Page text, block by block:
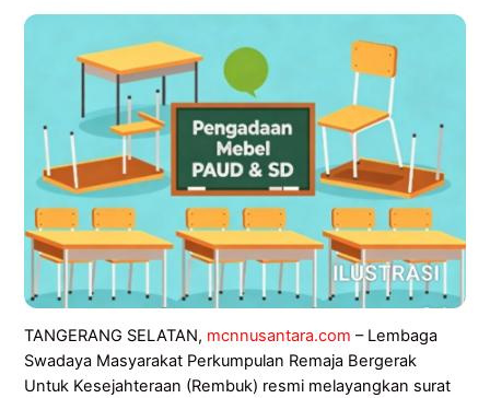
TANGERANG SELATAN, mcnnusantara.com – Lembaga
Swadaya Masyarakat Perkumpulan Remaja Bergerak
Untuk Kesejahteraan (Rembuk) resmi melayangkan surat